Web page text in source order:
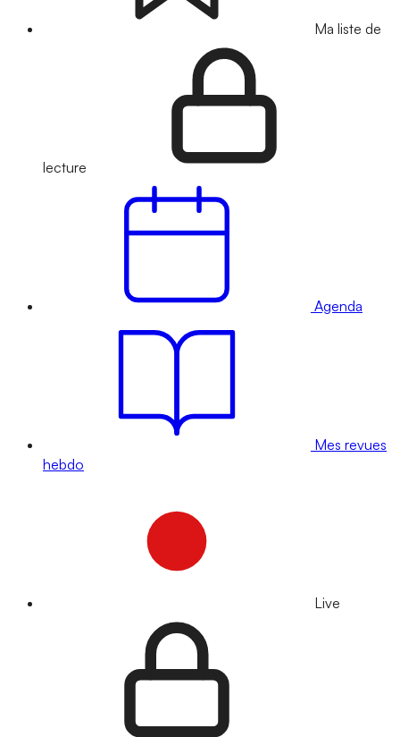
Ma liste de
lecture
Agenda
Mes revues
hebdo
Live